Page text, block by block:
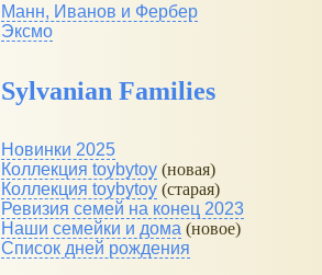
Манн, Иванов и Фербер
Эксмо
Sylvanian Families
Новинки 2025
Коллекция toybytoy (новая)
Коллекция toybytoy (старая)
Ревизия семей на конец 2023
Наши семейки и дома (новое)
Список дней рождения